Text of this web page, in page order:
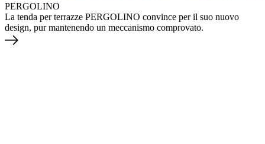
PERGOLINO
La tenda per terrazze PERGOLINO convince per il suo nuovo
design, pur mantenendo un meccanismo comprovato.